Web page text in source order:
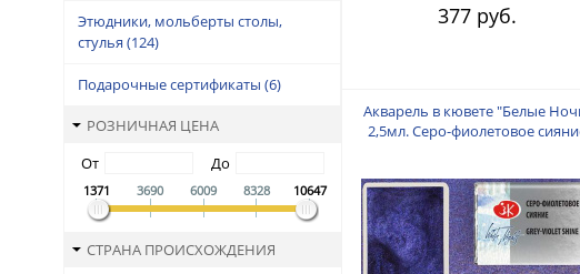
Этюдники, мольберты столы,
стулья (124)
Подарочные сертификаты (6)
РОЗНИЧНАЯ ЦЕНА
От
До
1371 3690 6009 8328 10647
СТРАНА ПРОИСХОЖДЕНИЯ
377 руб.
Акварель в кювете "Белые
2,5мл. Серо-фиолетовое